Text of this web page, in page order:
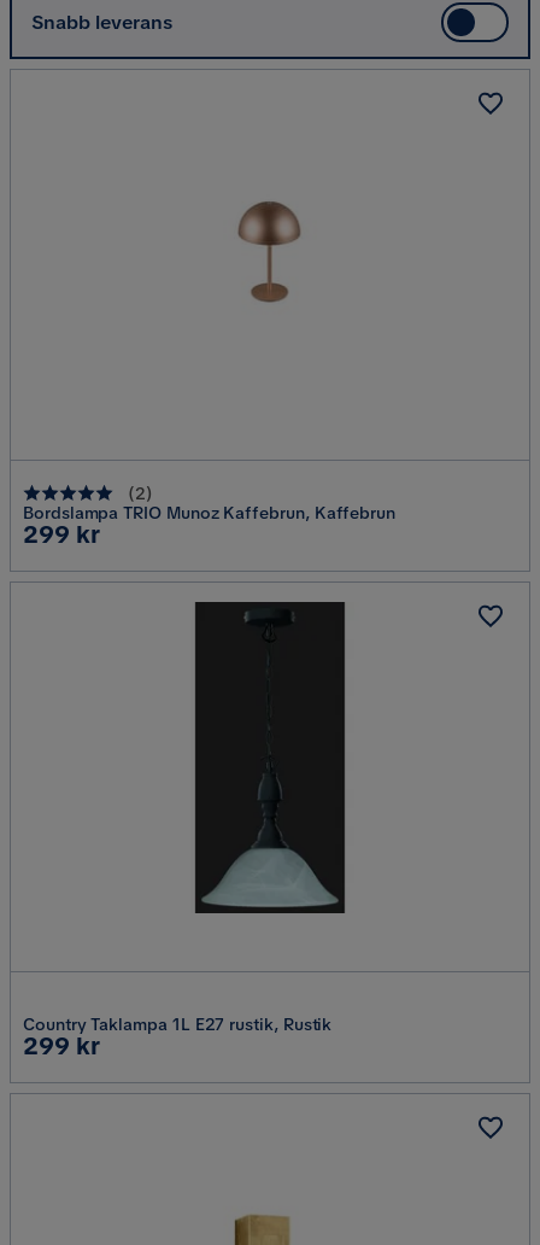
Snabb leverans
(2)
Bordslampa TRIO Munoz Kaffebrun, Kaffebrun
Pris
299 kr
Country Taklampa 1L E27 rustik, Rustik
Pris
299 kr